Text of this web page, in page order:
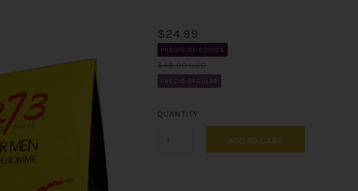
$24.99
PRECIO DE SOCIOS
$49.00 USD
PRECIO REGULAR
QUANTITY
ADD TO CART